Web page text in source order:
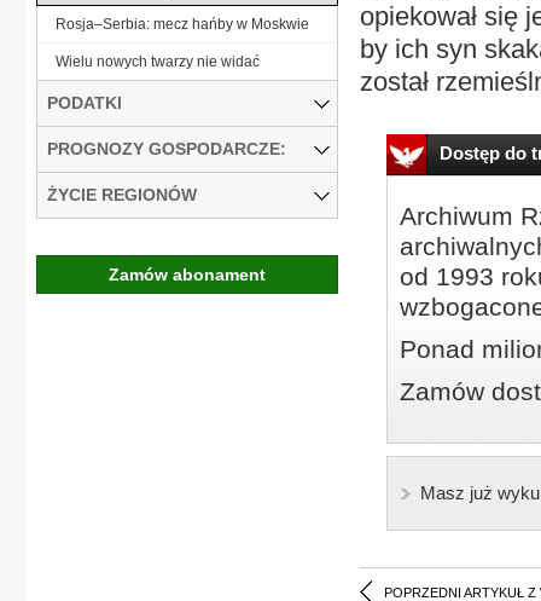
opiekował się
by ich syn
został
Dostęp do
Archiwum
od 1993
Ponad
Zamów
Masz już
POPRZEDNI ARTYKUŁ Z
Rosja–Serbia: mecz hańby w Moskwie
Wielu nowych twarzy nie widać
PODATKI
PROGNOZY GOSPODARCZE:
ŻYCIE REGIONÓW
Zamów abonament